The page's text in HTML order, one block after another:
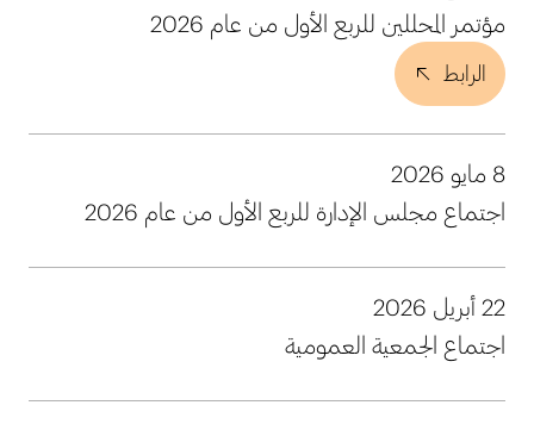
مؤتمر المحللين للربع الأول من عام 2026
الرابط
8 مايو 2026
اجتماع مجلس الإدارة للربع الأول من عام 2026
22 أبريل 2026
اجتماع الجمعية العمومية